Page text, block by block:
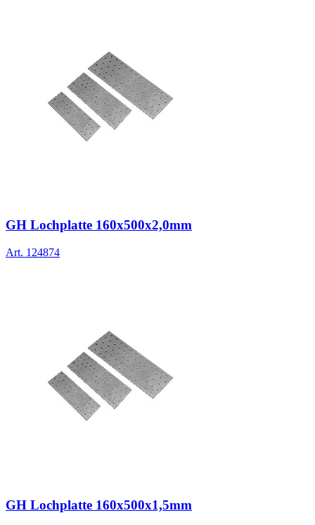
GH Lochplatte 160x500x2,0mm
Art. 124874
GH Lochplatte 160x500x1,5mm